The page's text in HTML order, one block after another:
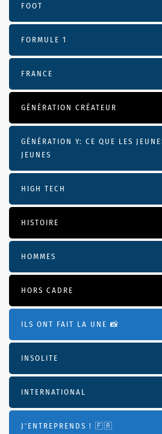
FOOT
FORMULE 1
FRANCE
GÉNÉRATION CRÉATEUR
GÉNÉRATION Y: CE QUE LES
JEUNES
HIGH TECH
HISTOIRE
HOMMES
HORS CADRE
ILS ONT FAIT LA UNE 📸
INSOLITE
INTERNATIONAL
J'ENTREPRENDS ! 🇫🇷